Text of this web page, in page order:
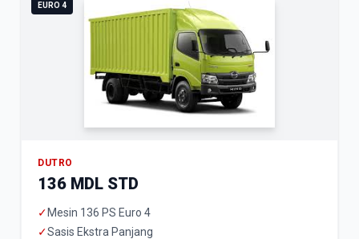
EURO 4
DUTRO
136 MDL STD
✓ Mesin 136 PS Euro 4
✓Sasis Ekstra Panjang